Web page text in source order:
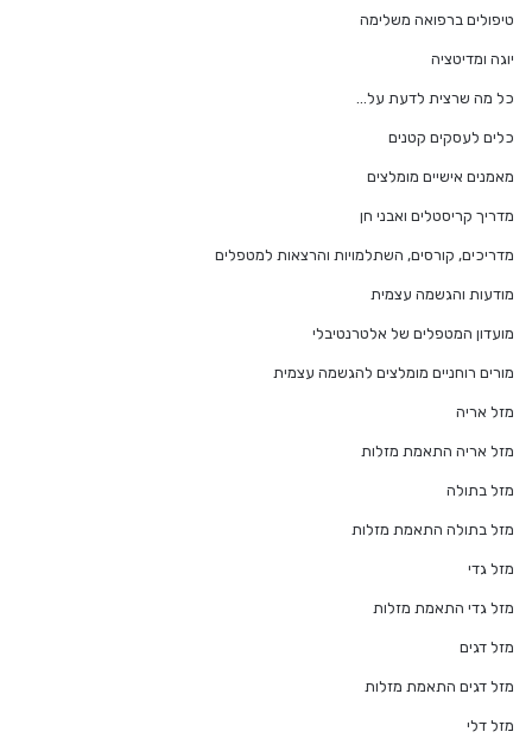
טיפולים ברפואה משלימה
יוגה ומדיטציה
כל מה שרצית לדעת על…
כלים לעסקים קטנים
מאמנים אישיים מומלצים
מדריך קריסטלים ואבני חן
מדריכים, קורסים, השתלמויות והרצאות למטפלים
מודעות והגשמה עצמית
מועדון המטפלים של אלטרנטיבלי
מורים רוחניים מומלצים להגשמה עצמית
מזל אריה
מזל אריה התאמת מזלות
מזל בתולה
מזל בתולה התאמת מזלות
מזל גדי
מזל גדי התאמת מזלות
מזל דגים
מזל דגים התאמת מזלות
מזל דלי